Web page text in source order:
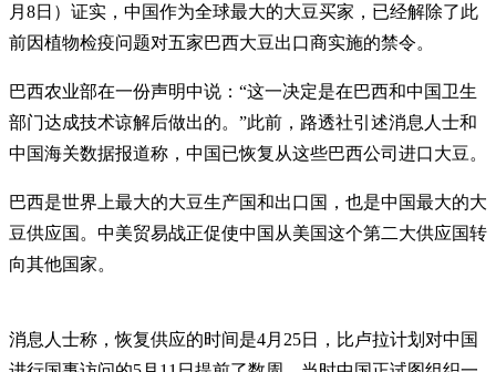
月8日）证实，中国作为全球最大的大豆买家，已经解除了此
前因植物检疫问题对五家巴西大豆出口商实施的禁令。
巴西农业部在一份声明中说：“这一决定是在巴西和中国卫生
部门达成技术谅解后做出的。”此前，路透社引述消息人士和
中国海关数据报道称，中国已恢复从这些巴西公司进口大豆。
巴西是世界上最大的大豆生产国和出口国，也是中国最大的大
豆供应国。中美贸易战正促使中国从美国这个第二大供应国转
向其他国家。
消息人士称，恢复供应的时间是4月25日，比卢拉计划对中国